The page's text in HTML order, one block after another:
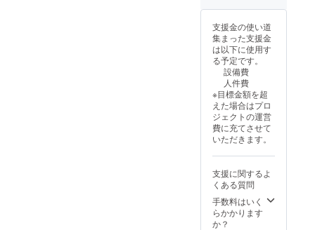
の方の
お名前
を、備
考欄に
ご記入
くださ
いま
せ。
来場さ
れる
方、ま
たは出
演者様
のみご
支援対
象とな
りま
す。 ※
公演当
日販売
される
際は、
プログ
ラム販
売料金
が変わ
ります
せてい
ます。
スタン
ドに記
載した
いお名
前およ
び、終
了後に
ご報告
させて
いただ
くメー
レスを
ご記載
くださ
います
ようお
支援金の使い道
集まった支援金
は以下に使用す
る予定です。
設備費
人件費
※目標金額を超
えた場合はプロ
ジェクトの運営
費に充てさせて
いただきます。
支援に関するよ
くある質問
手数料はいく
らかかります
か？